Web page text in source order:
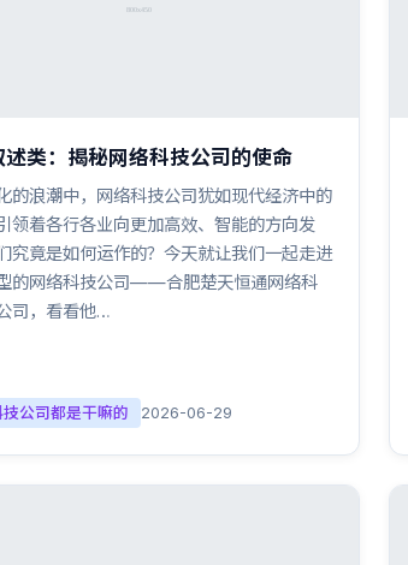
述类：揭秘网络科技公司的使命
的浪潮中，网络科技公司犹如现代经济中的
领着各行各业向更加高效、智能的方向发
究竟是如何运作的？今天就让我们一起走进
的网络科技公司——合肥楚天恒通网络科
司，看看他…
技公司都是干嘛的 2026-06-29